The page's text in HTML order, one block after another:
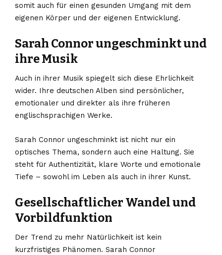
somit auch für einen gesunden Umgang mit dem
eigenen Körper und der eigenen Entwicklung.
Sarah Connor ungeschminkt und
ihre Musik
Auch in ihrer Musik spiegelt sich diese Ehrlichkeit
wider. Ihre deutschen Alben sind persönlicher,
emotionaler und direkter als ihre früheren
englischsprachigen Werke.
Sarah Connor ungeschminkt ist nicht nur ein
optisches Thema, sondern auch eine Haltung. Sie
steht für Authentizität, klare Worte und emotionale
Tiefe – sowohl im Leben als auch in ihrer Kunst.
Gesellschaftlicher Wandel und
Vorbildfunktion
Der Trend zu mehr Natürlichkeit ist kein
kurzfristiges Phänomen. Sarah Connor